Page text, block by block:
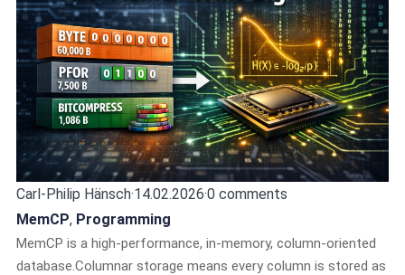
Carl-Philip Hänsch·14.02.2026·0 comments
MemCP, Programming
MemCP is a high-performance, in-memory, column-oriented
database.Columnar storage means every column is stored as